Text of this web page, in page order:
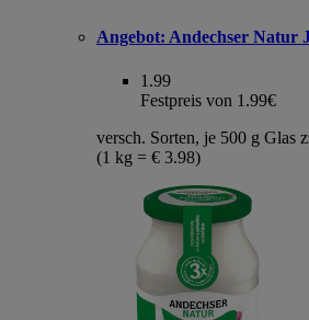
Angebot: Andechser Natur
1.99
Festpreis von 1.99€
versch. Sorten, je 500 g Glas
(1 kg = € 3.98)